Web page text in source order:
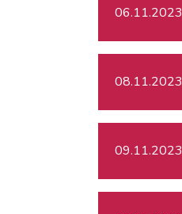
06.11.2023
08.11.2023
09.11.2023